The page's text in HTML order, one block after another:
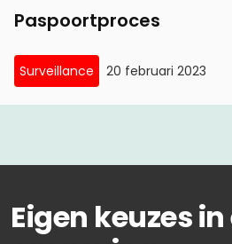
Paspoortproces
Surveillance 20 februari 2023
Eigen keuzes